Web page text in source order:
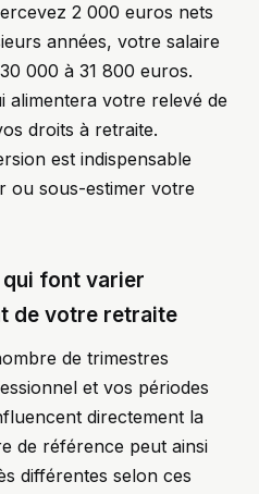
2 000 euros nets
années, votre salaire
000 à 31 800 euros.
alimentera votre relevé de
droits à retraite.
est indispensable
ou sous-estimer votre
qui font varier
de votre retraite
de trimestres
et vos périodes
directement la
de référence peut ainsi
différentes selon ces